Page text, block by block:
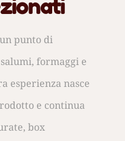
punto di
formaggi e
esperienza nasce
e continua
box